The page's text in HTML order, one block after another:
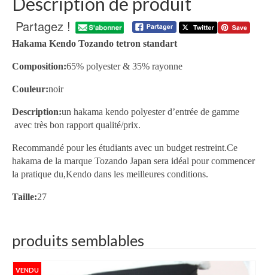
Partagez !
Hakama Kendo Tozando tetron standart
Composition:65% polyester & 35% rayonne
Couleur:noir
Description:un hakama kendo polyester d’entrée de gamme
avec très bon rapport qualité/prix.
Recommandé pour les étudiants avec un budget restreint.Ce
hakama de la marque Tozando Japan sera idéal pour commencer
la pratique du,Kendo dans les meilleures conditions.
Taille:27
produits semblables
VENDU